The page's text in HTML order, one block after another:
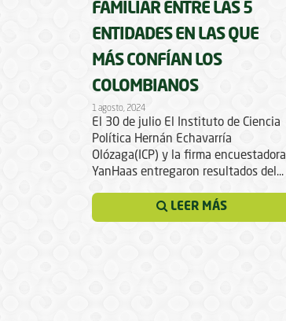
FAMILIAR ENTRE LAS 5
ENTIDADES EN LAS QUE
MÁS CONFÍAN LOS
COLOMBIANOS
1 agosto, 2024
El 30 de julio El Instituto de Ciencia
Política Hernán Echavarría
Olózaga(ICP) y la firma encuestadora
YanHaas entregaron resultados del...
LEER MÁS